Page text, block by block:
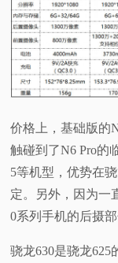
科
普
验
专
价格上，基础版的
触碰到了N6 Pro的
5等机型，优势在
定。另外，因为一
0系列手机的后摄
骁龙630是骁龙625